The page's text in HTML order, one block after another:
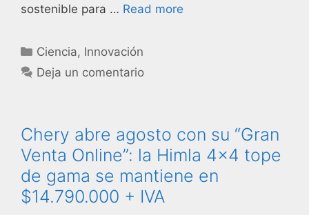
sostenible para … Read more
Ciencia, Innovación
Deja un comentario
Chery abre agosto con su “Gran
Venta Online”: la Himla 4×4 tope
de gama se mantiene en
$14.790.000 + IVA